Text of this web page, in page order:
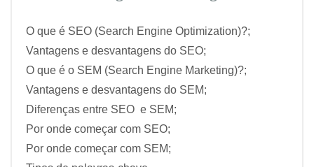
O que é SEO (Search Engine Optimization)?;
Vantagens e desvantagens do SEO;
O que é o SEM (Search Engine Marketing)?;
Vantagens e desvantagens do SEM;
Diferenças entre SEO e SEM;
Por onde começar com SEO;
Por onde começar com SEM;